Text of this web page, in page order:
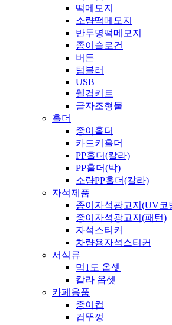
떡메모지
소량떡메모지
반투명떡메모지
종이슬로건
버튼
텀블러
USB
웰컴키트
글자조형물
홀더
종이홀더
카드키홀더
PP홀더(칼라)
PP홀더(박)
소량PP홀더(칼라)
자석제품
종이자석광고지(UV코
종이자석광고지(패턴)
자석스티커
차량용자석스티커
서식류
먹1도 옵셋
칼라 옵셋
카페용품
종이컵
컵뚜껑